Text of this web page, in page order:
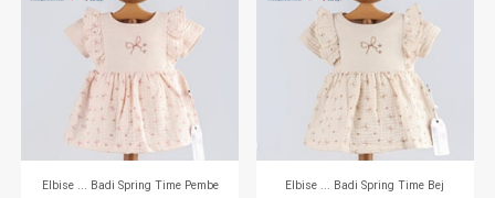
Elbise ... Balon Bej
OLUNUZ
Elbise ... Balon
OLUNUZ